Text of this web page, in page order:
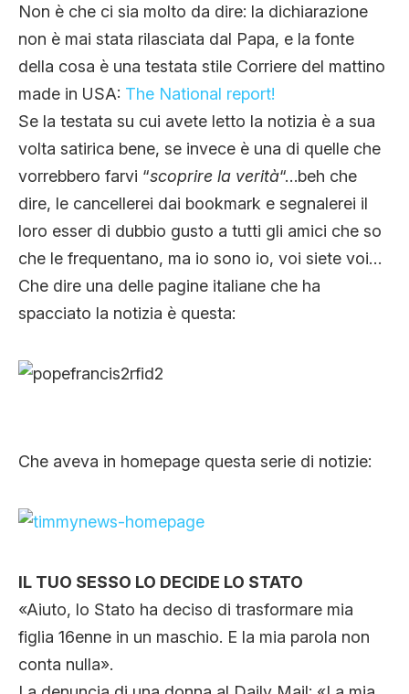
Non è che ci sia molto da dire: la dichiarazione
non è mai stata rilasciata dal Papa, e la fonte
della cosa è una testata stile Corriere del mattino
made in USA: The National report!
Se la testata su cui avete letto la notizia è a sua
volta satirica bene, se invece è una di quelle che
vorrebbero farvi “scoprire la verità“…beh che
dire, le cancellerei dai bookmark e segnalerei il
loro esser di dubbio gusto a tutti gli amici che so
che le frequentano, ma io sono io, voi siete voi…
Che dire una delle pagine italiane che ha
spacciato la notizia è questa:
Che aveva in homepage questa serie di notizie:
IL TUO SESSO LO DECIDE LO STATO
«Aiuto, lo Stato ha deciso di trasformare mia
figlia 16enne in un maschio. E la mia parola non
conta nulla».